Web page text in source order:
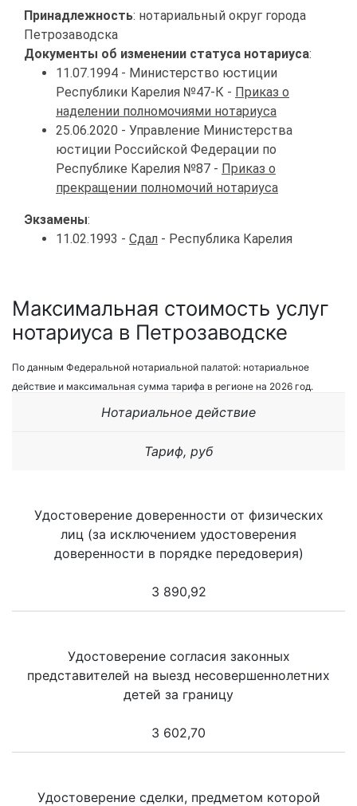
Принадлежность: нотариальный округ города
Петрозаводска
Документы об изменении статуса нотариуса:
11.07.1994 - Министерство юстиции
Республики Карелия №47-К - Приказ о
наделении полномочиями нотариуса
25.06.2020 - Управление Министерства
юстиции Российской Федерации по
Республике Карелия №87 - Приказ о
прекращении полномочий нотариуса
Экзамены:
11.02.1993 - Сдал - Республика Карелия
Максимальная стоимость услуг
нотариуса в Петрозаводске
По данным Федеральной нотариальной палатой: нотариальное
действие и максимальная сумма тарифа в регионе на 2026 год.
Нотариальное действие
Тариф, руб
Удостоверение доверенности от физических
лиц (за исключением удостоверения
доверенности в порядке передоверия)
3 890,92
Удостоверение согласия законных
представителей на выезд несовершеннолетних
детей за границу
3 602,70
Удостоверение сделки, предметом которой